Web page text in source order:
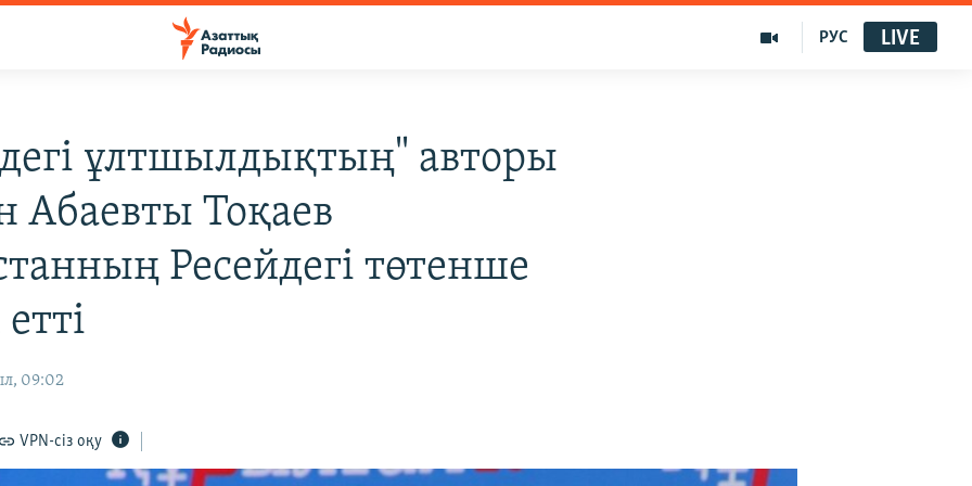
РУС LIVE
ұлтшылдықтың" авторы
Абаевты Тоқаев
Ресейдегі төтенше
09:02
VPN-сіз оқу